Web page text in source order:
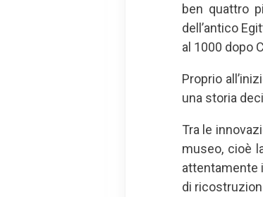
ben quattro
dell’antico
al 1000 dopo
Proprio
una storia
Tra le
museo, cioè
attentamente
di